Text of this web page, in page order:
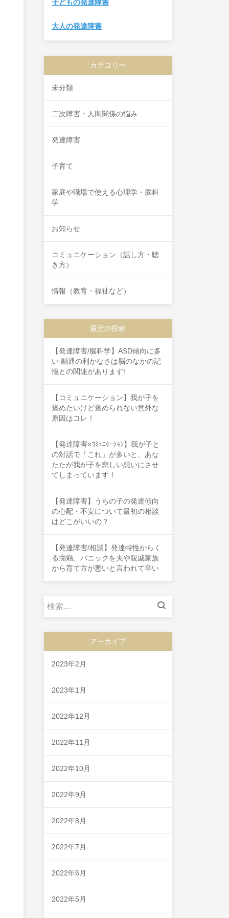
子どもの発達障害
大人の発達障害
カテゴリー
未分類
二次障害・人間関係の悩み
発達障害
子育て
家庭や職場で使える心理学・脳科
学
お知らせ
コミュニケーション（話し方・聴
き方）
情報（教育・福祉など）
最近の投稿
【発達障害/脳科学】ASD傾向に多
い 融通の利かなさは脳のなかの記
憶との関連があります!
【コミュニケーション】我が子を
褒めたいけど褒められない意外な
原因はコレ！
【発達障害×ｺﾐｭﾆｹｰｼｮﾝ】我が子と
の対話で「これ」が多いと、あな
たたが我が子を悲しい想いにさせ
てしまっています！
【発達障害】うちの子の発達傾向
の心配・不安について最初の相談
はどこがいいの？
【発達障害/相談】発達特性からく
る癇癪、パニックを夫や親戚家族
から育て方が悪いと言われて辛い
検
アーカイブ
2023年2月
2023年1月
2022年12月
2022年11月
2022年10月
2022年9月
2022年8月
2022年7月
2022年6月
2022年5月